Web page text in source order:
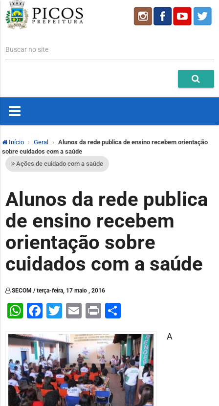
Buscar no site
Início Geral
Alunos da rede publica de ensino recebem orientação
sobre cuidados com a saúde
Ações de cuidado com a saúde
Alunos da rede publica
de ensino recebem
orientação sobre
cuidados com a saúde
SECOM / terça-feira, 17 maio , 2016
WhatsApp
Facebook
Twitter
Email
PrintShare
A